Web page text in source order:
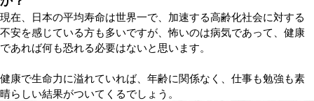
現在、日本の平均寿命は世界一で、加速する高齢化社会に対する
不安を感じている方も多いですが、怖いのは病気であって、健康
であれば何も恐れる必要はないと思います。
健康で生命力に溢れていれば、年齢に関係なく、仕事も勉強も素
晴らしい結果がついてくるでしょう。